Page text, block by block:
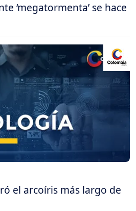
‘megatormenta’ se hace
el arcoíris más largo de